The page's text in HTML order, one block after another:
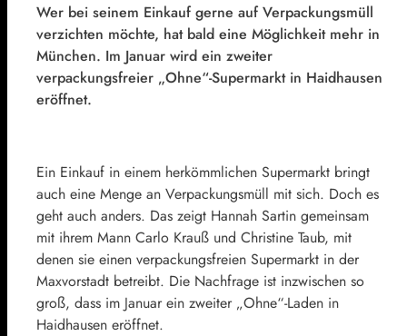
Wer bei seinem Einkauf gerne auf Verpackungsmüll
verzichten möchte, hat bald eine Möglichkeit mehr in
München. Im Januar wird ein zweiter
verpackungsfreier „Ohne“-Supermarkt in Haidhausen
eröffnet.
Ein Einkauf in einem herkömmlichen Supermarkt bringt
auch eine Menge an Verpackungsmüll mit sich. Doch es
geht auch anders. Das zeigt Hannah Sartin gemeinsam
mit ihrem Mann Carlo Krauß und Christine Taub, mit
denen sie einen verpackungsfreien Supermarkt in der
Maxvorstadt betreibt. Die Nachfrage ist inzwischen so
groß, dass im Januar ein zweiter „Ohne“-Laden in
Haidhausen eröffnet.